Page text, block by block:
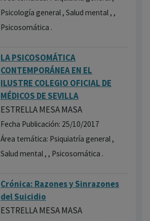
Psicología general , Salud mental , ,
Psicosomática .
LA PSICOSOMÁTICA
CONTEMPORÁNEA EN EL
ILUSTRE COLEGIO OFICIAL DE
MÉDICOS DE SEVILLA
ESTRELLA MESA MASA
Fecha Publicación: 25/10/2017
Área temática: Psiquiatría general ,
Salud mental , , Psicosomática .
Crónica: Razones y Sinrazones
del Suicidio
ESTRELLA MESA MASA